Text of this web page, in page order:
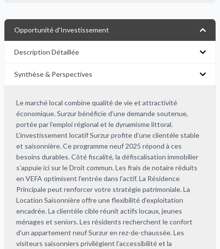
Opportunité d'Investissement
Description Détaillée
Synthèse & Perspectives
Le marché local combine qualité de vie et attractivité
économique. Surzur bénéficie d’une demande soutenue,
portée par l’emploi régional et le dynamisme littoral.
L’investissement locatif Surzur profite d’une clientèle stable
et saisonnière. Ce programme neuf 2025 répond à ces
besoins durables. Côté fiscalité, la défiscalisation immobilier
s’appuie ici sur le Droit commun. Les frais de notaire réduits
en VEFA optimisent l’entrée dans l’actif. La Résidence
Principale peut renforcer votre stratégie patrimoniale. La
Location Saisonnière offre une flexibilité d’exploitation
encadrée. La clientèle cible réunit actifs locaux, jeunes
ménages et seniors. Les résidents recherchent le confort
d’un appartement neuf Surzur en rez-de-chaussée. Les
visiteurs saisonniers privilégient l’accessibilité et la